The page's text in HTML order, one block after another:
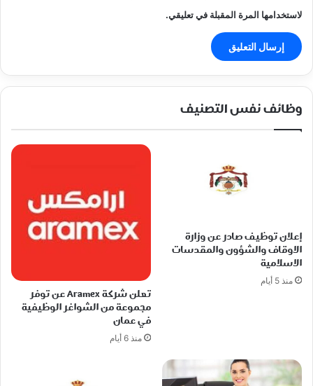
لاستخدامها المرة المقبلة في تعليقي.
وظائف نفس التصنيف
إعلان توظيف صادر عن وزارة
الاوقاف والشؤون والمقدسات
الاسلامية
منذ 5 أيام
تعلن شركة Aramex عن توفر
مجموعة من الشواغر الوظيفية
في عمان
منذ 6 أيام